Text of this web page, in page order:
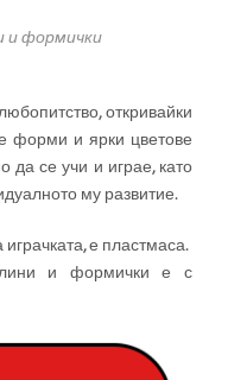
и формички
откривайки
форми и ярки цветове
да се учи и играе, като
му развитие.
е пластмаса.
и формички е с